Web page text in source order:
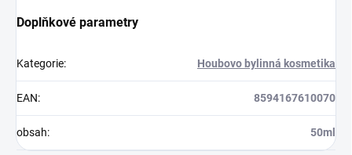
Doplňkové parametry
Kategorie: Houbovo bylinná kosmetika
EAN: 8594167610070
obsah: 50ml